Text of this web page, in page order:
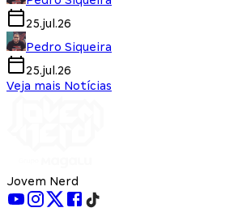
25.jul.26
Pedro Siqueira
25.jul.26
Veja mais Notícias
Jovem Nerd